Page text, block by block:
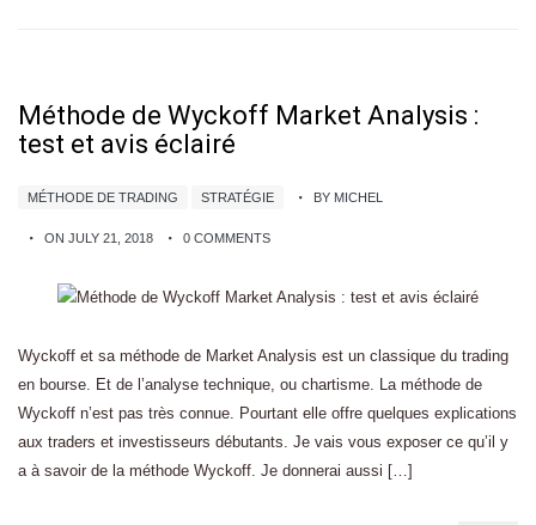
Méthode de Wyckoff Market Analysis :
test et avis éclairé
MÉTHODE DE TRADING STRATÉGIE BY MICHEL
ON JULY 21, 2018 0 COMMENTS
Wyckoff et sa méthode de Market Analysis est un classique du trading
en bourse. Et de l’analyse technique, ou chartisme. La méthode de
Wyckoff n’est pas très connue. Pourtant elle offre quelques explications
aux traders et investisseurs débutants. Je vais vous exposer ce qu’il y
a à savoir de la méthode Wyckoff. Je donnerai aussi […]